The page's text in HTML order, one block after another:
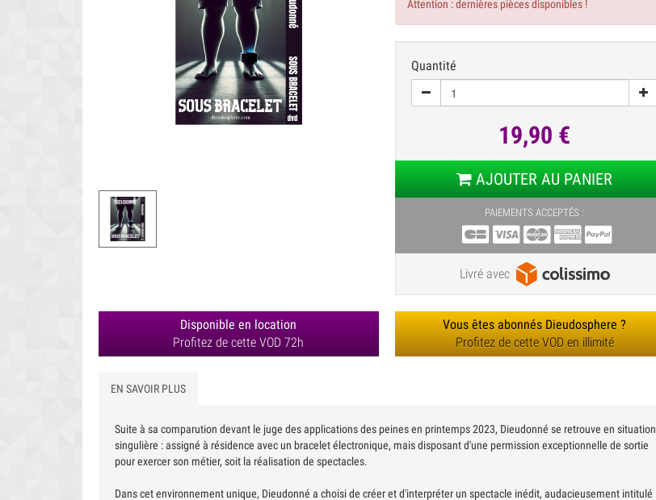
Attention : dernières pièces disponibles !
Quantité
19,90 €
AJOUTER AU PANIER
PAIEMENTS ACCEPTÉS :
Livré avec
Disponible en location
Profitez de cette VOD 72h
Vous êtes abonnés Dieudosphere ?
Profitez de cette VOD en illimité
EN SAVOIR PLUS
Suite à sa comparution devant le juge des applications des peines en printemps 2023, Dieudonné se retrouve en situation
singulière : assigné à résidence avec un bracelet électronique, mais disposant d'une permission exceptionnelle de sortie
pour exercer son métier, soit la réalisation de spectacles.
Dans cet environnement unique, Dieudonné a choisi de créer et d'interpréter un spectacle inédit, audacieusement intitulé